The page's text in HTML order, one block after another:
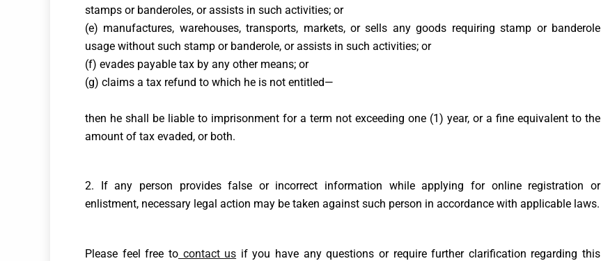
stamps or banderoles, or assists in such activities; or
(e) manufactures, warehouses, transports, markets, or sells any goods requiring stamp or banderole
usage without such stamp or banderole, or assists in such activities; or
(f) evades payable tax by any other means; or
(g) claims a tax refund to which he is not entitled—
then he shall be liable to imprisonment for a term not exceeding one (1) year, or a fine equivalent to the
amount of tax evaded, or both.
2. If any person provides false or incorrect information while applying for online registration or
enlistment, necessary legal action may be taken against such person in accordance with applicable laws.
Please feel free tocontact us if you have any questions or require further clarification regarding this